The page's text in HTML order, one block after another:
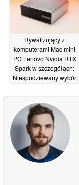
Rywalizujący z
komputerami Mac mini
PC Lenovo Nvidia RTX
Spark w szczegółach:
Niespodziewany wybór